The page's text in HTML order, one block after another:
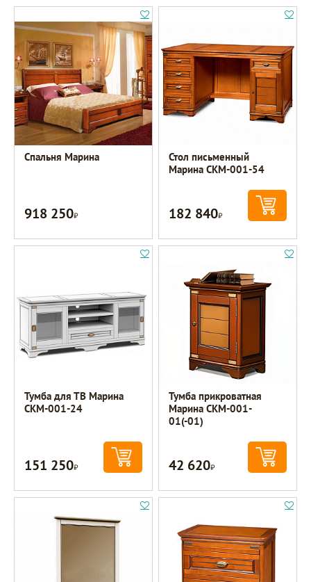
Спальня Марина
918 250Р
Стол письменный
Марина СКМ-001-54
182 840Р
Тумба для ТВ Марина
СКМ-001-24
151 250Р
Тумба прикроватная
Марина СКМ-001-
01(-01)
42 620Р